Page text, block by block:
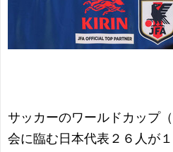
サッカーのワールドカップ
会に臨む日本代表２６人が